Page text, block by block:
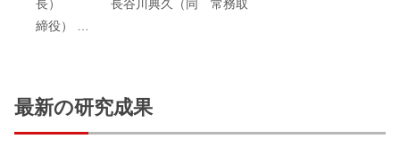
長） 長谷川典久（同 常務取
締役） …
最新の研究成果